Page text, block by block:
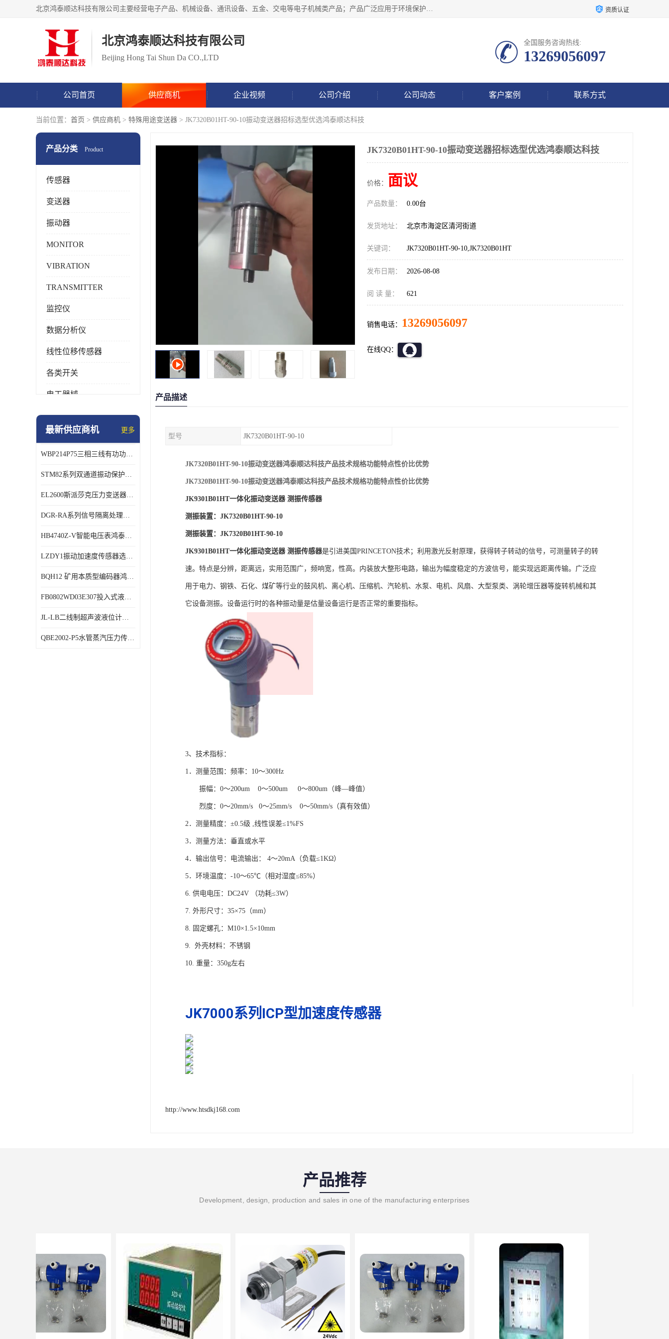
北京鸿泰顺达科技有限公司主要经营电子产品、机械设备、通讯设备、五金、交电等电子机械类产品；产品广泛应用于环境保护、石油化工、电力电子、冶金建筑、煤炭、农业、卫生防疫、教育科研等行业。并成功的与各地环境监测站、污水处理厂、卷烟厂、电厂、高校、科学院所、卫生防疫部门、煤矿、石化厂等用户建立了密切的合作关系。 资质认证
北京鸿泰顺达科技有限公司
Beijing Hong Tai Shun Da CO.,LTD
全国服务咨询热线:
13269056097
公司首页 供应商机 企业视频 公司介绍 公司动态 客户案例 联系方式
当前位置： 首页 > 供应商机 > 特殊用途变送器 > JK7320B01HT-90-10振动变送器招标选型优选鸿泰顺达科技
产品分类 Product
传感器
变送器
振动器
MONITOR
VIBRATION
TRANSMITTER
监控仪
数据分析仪
线性位移传感器
各类开关
电工器械
模块化产品
特殊用处传感器
特殊用途变送器
最新供应商机 更多
WBP214P75三相三线有功功率传感器鸿泰顺达产品稳定性好
STM82系列双通道振动保护表鸿泰产品技术规格
EL2600斯派莎克压力变送器技术规格
DGR-RA系列信号隔离处理器鸿泰产品技术规格
HB4740Z-V智能电压表鸿泰产品外形美观大方
LZDY1振动加速度传感器选型资料
BQH12 矿用本质型编码器鸿泰产品实物展示
FB0802WD03E307投入式液位计鸿泰产品选型参数
JL-LB二线制超声波液位计鸿泰产品外形美观大方
QBE2002-P5水管蒸汽压力传感器西门子产品技术规格
JK7320B01HT-90-10振动变送器招标选型优选鸿泰顺达科技
价格： 面议
产品数量： 0.00台
发货地址： 北京市海淀区清河街道
关键词： JK7320B01HT-90-10,JK7320B01HT
发布日期： 2026-08-08
阅 读 量： 621
销售电话： 13269056097
在线QQ：
产品描述
型号 JK7320B01HT-90-10
JK7320B01HT-90-10振动变送器鸿泰顺达科技产品技术规格功能特点性价比优势
JK7320B01HT-90-10振动变送器鸿泰顺达科技产品技术规格功能特点性价比优势
JK9301B01HT一体化振动变送器 测振传感器
测振装置：JK7320B01HT-90-10
测振装置：JK7320B01HT-90-10
JK9301B01HT一体化振动变送器 测振传感器是引进美国PRINCETON技术；利用激光反射原理，获得转子转动的信号，可测量转子的转
速。特点是分辨，距离远，实用范围广，频响宽，性高。内装放大整形电路，输出为幅度稳定的方波信号，能实现远距离传输。 广泛应
用于电力、钢铁、石化、煤矿等行业的鼓风机、离心机、压缩机、汽轮机、水泵、电机、风扇、大型泵类、涡轮增压器等旋转机械和其
它设备测振。设备运行时的各种振动量是估量设备运行是否正常的重要指标。
3、技术指标：
1．测量范围：频率：10～300Hz
振幅：0～200um 0～500um 0～800um（峰—峰值）
烈度：0～20mm/s 0～25mm/s 0～50mm/s（真有效值）
2．测量精度：±0.5级 ,线性误差≤1%FS
3．测量方法：垂直或水平
4．输出信号：电流输出： 4～20mA（负载≤1KΩ）
5．环境温度：-10～65℃（相对湿度≤85%）
6. 供电电压：DC24V （功耗≤3W）
7. 外形尺寸：35×75（mm）
8. 固定螺孔：M10×1.5×10mm
9. 外壳材料：不锈钢
10. 重量：350g左右
JK7000系列ICP型加速度传感器
http://www.htsdkj168.com
产品推荐
Development, design, production and sales in one of the manufacturing enterprises